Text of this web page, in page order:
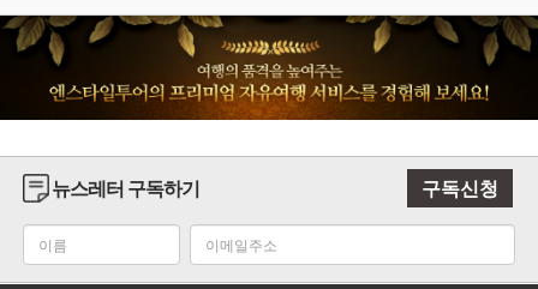
뉴스레터 구독하기 구독신청